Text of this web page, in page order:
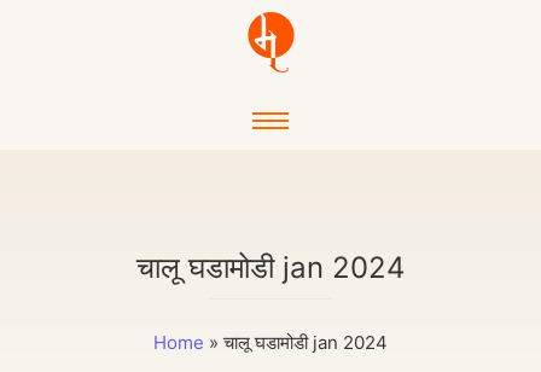
चालू घडामोडी jan 2024
Home »चालू घडामोडी jan 2024